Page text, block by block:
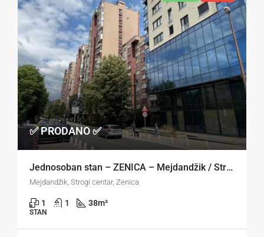
✅ PRODANO ✅
Jednosoban stan – ZENICA – Mejdandžik / Strogi centar
Mejdandžik, Strogi centar, Zenica
1 1 38m²
STAN